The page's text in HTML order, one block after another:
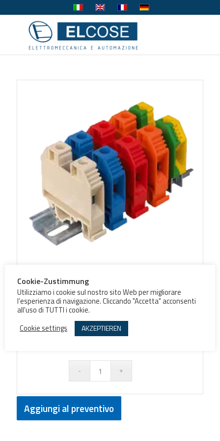
Terminal blocks 16mmq
Colore
Aggiungi al preventivo
Cookie-Zustimmung
Utilizziamo i cookie sul nostro sito Web per migliorare
l’esperienza di navigazione. Cliccando "Accetta" acconsenti
all'uso di TUTTI i cookie.
Cookie settings
AKZEPTIEREN